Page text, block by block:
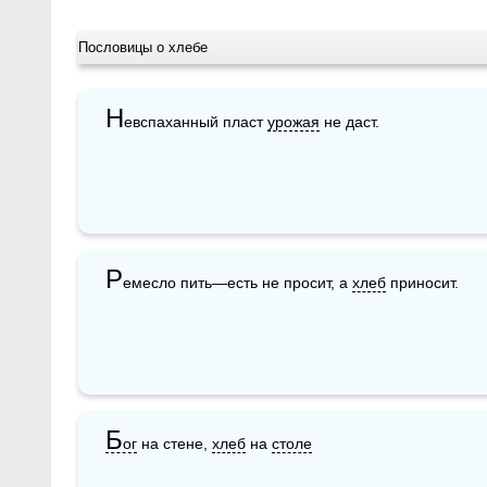
Пословицы о хлебе
Невспаханный пласт урожая не даст.
Ремесло пить—есть не просит, а хлеб приносит.
Бог на стене, хлеб на столе